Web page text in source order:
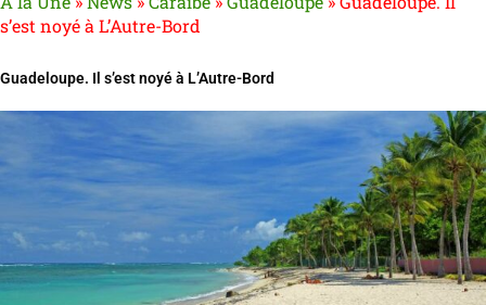
s’est noyé à L’Autre-Bord
Guadeloupe. Il s’est noyé à L’Autre-Bord